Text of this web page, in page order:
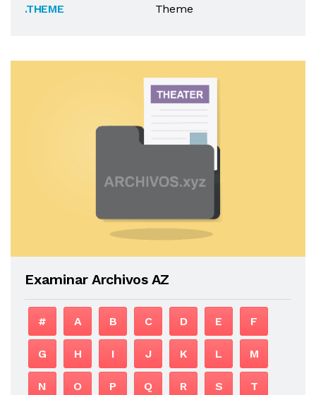
.THEME
Theme
Examinar Archivos AZ
# A B C D E F
G H I J K L M
N O P Q R S T